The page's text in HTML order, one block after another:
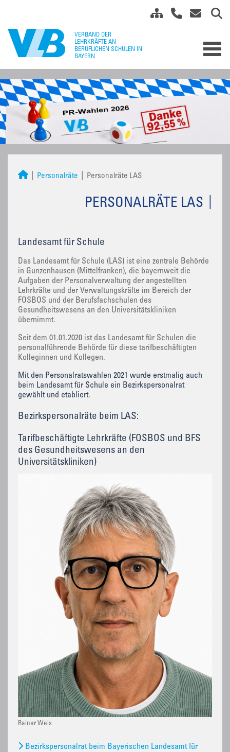
Personalräte Personalräte LAS
PERSONALRÄTE LAS
Landesamt für Schule
Das Landesamt für Schule (LAS) ist eine zentrale Behörde
in Gunzenhausen (Mittelfranken), die bayernweit die
Aufgaben der Personalverwaltung der angestellten
Lehrkräfte und der Verwaltungskräfte im Bereich der
FOSBOS und der Berufsfachschulen des
Gesundheitswesens an den Universitätskliniken
übernimmt.
Seit dem 01.01.2020 ist das Landesamt für Schulen die
personalführende Behörde für diese tarifbeschäftigten
Kolleginnen und Kollegen.
Mit den Personalratswahlen 2021 wurde erstmalig auch
beim Landesamt für Schule ein Bezirkspersonalrat
gewählt und etabliert.
Bezirkspersonalräte beim LAS:
Tarifbeschäftigte Lehrkräfte (FOSBOS und BFS
des Gesundheitswesens an den
Universitätskliniken)
Rainer Weis
Bezirkspersonalrat beim Bayerischen Landesamt für